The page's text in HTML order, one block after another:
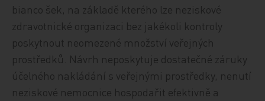
bianco šek, na základě kterého lze neziskové
zdravotnické organizaci bez jakékoli kontroly
poskytnout neomezené množství veřejných
prostředků. Návrh neposkytuje dostatečné záruky
účelného nakládání s veřejnými prostředky, nenutí
neziskové nemocnice hospodařit efektivně a